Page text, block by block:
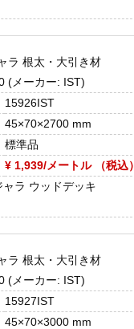
ラ 根太・大引き材
(メーカー: IST)
15926IST
45×70×2700 mm
標準品
¥ 1,939/メートル （税込）
ラ ウッドデッキ
ラ 根太・大引き材
(メーカー: IST)
15927IST
45×70×3000 mm